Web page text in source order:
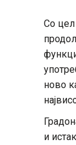
Со цел
ново
и